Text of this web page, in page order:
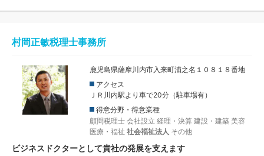
村岡正敏税理士事務所
鹿児島県薩摩川内市入来町浦之名１０８１８番地
アクセス
ＪＲ川内駅より車で20分（駐車場有）
得意分野・得意業種
顧問税理士 会社設立 経理・決算 建設・建築 美容
医療・福祉 社会福祉法人 その他
ビジネスドクターとして貴社の発展を支えます